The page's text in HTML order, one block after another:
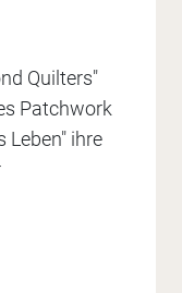
Quilters"
Patchwork
Leben" ihre